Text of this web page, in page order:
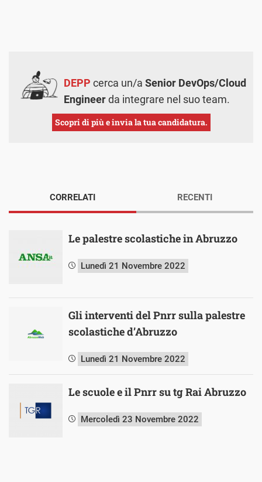
DEPP cerca un/a Senior DevOps/Cloud
Engineerda integrare nel suo team.
Scopri di più e invia la tua candidatura.
CORRELATI
Le palestre scolastiche in Abruzzo
Lunedì 21 Novembre 2022
Gli interventi del Pnrr sulla palestre
scolastiche d’Abruzzo
Lunedì 21 Novembre 2022
Le scuole e il Pnrr su tg Rai Abruzzo
Mercoledì 23 Novembre 2022
RECENTI